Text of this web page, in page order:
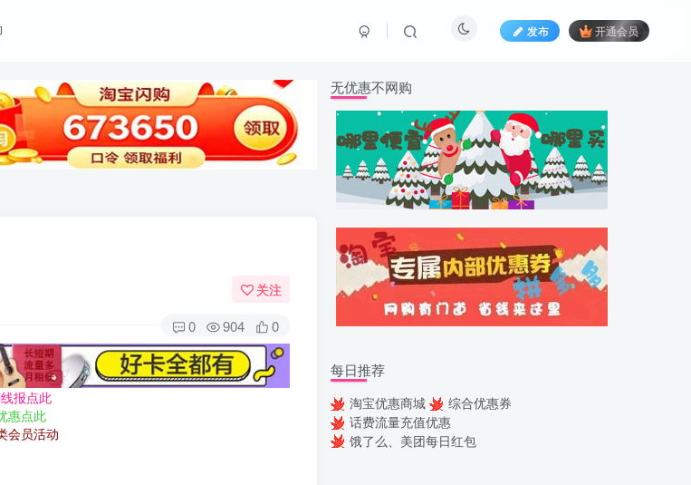
发布 开通会员
关注
0 904 0
报点此
惠点此
会员活动
无优惠不网购
每日推荐
淘宝优惠商城
综合优惠券
话费流量充值优惠
饿了么、美团每日红包